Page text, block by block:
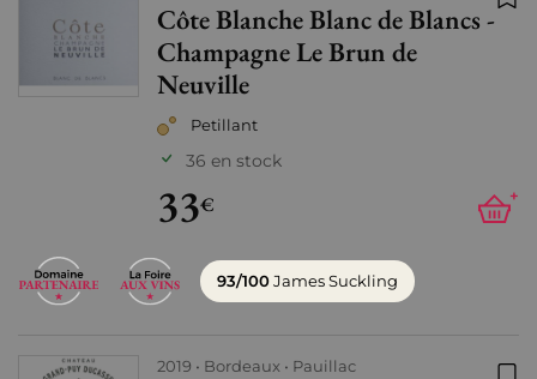
Côte Blanche Blanc de Blancs -
Champagne Le Brun de
Neuville
Petillant
36 en stock
33€ +
93/100James Suckling
2019 Bordeaux Pauillac